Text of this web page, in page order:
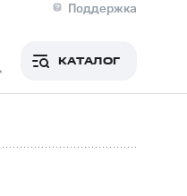
Поддержка
КАТАЛОГ